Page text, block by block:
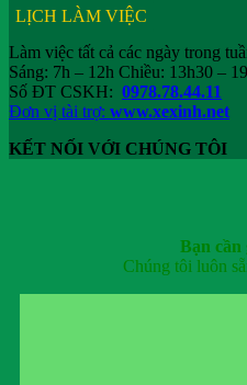
LỊCH LÀM VIỆC
Làm việc tất cả các ngày trong
Sáng: 7h – 12h Chiều: 13h30 –
Số ĐT CSKH: 0978.78.44.11
Đơn vị tài trợ: www.xexinh.net
KẾT NỐI VỚI CHÚNG TÔI
Bạn cần
Chúng tôi luôn